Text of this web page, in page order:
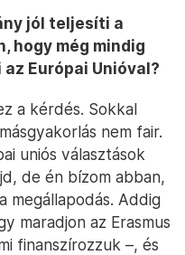
jól teljesíti a
hogy még mindig
Európai Unióval?
a kérdés. Sokkal
nem fair.
uniós választások
de én bízom abban,
megállapodás. Addig
maradjon az Erasmus
finanszírozzuk –, és